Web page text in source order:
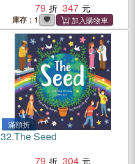
79
347
庫存：1
滿額折
32.The Seed
79
304